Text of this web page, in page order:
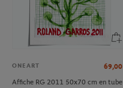
ONEART 69,00
Affiche RG 2011 50x70 cm en tube